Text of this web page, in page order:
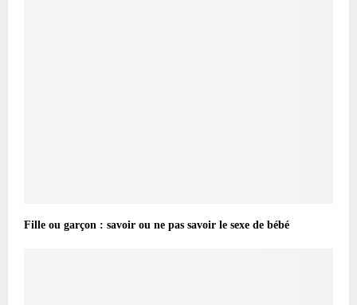
Fille ou garçon : savoir ou ne pas savoir le sexe de bébé